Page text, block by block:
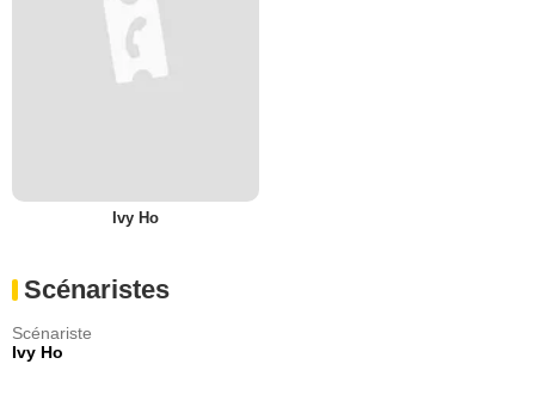
Ivy Ho
Scénaristes
Scénariste
Ivy Ho